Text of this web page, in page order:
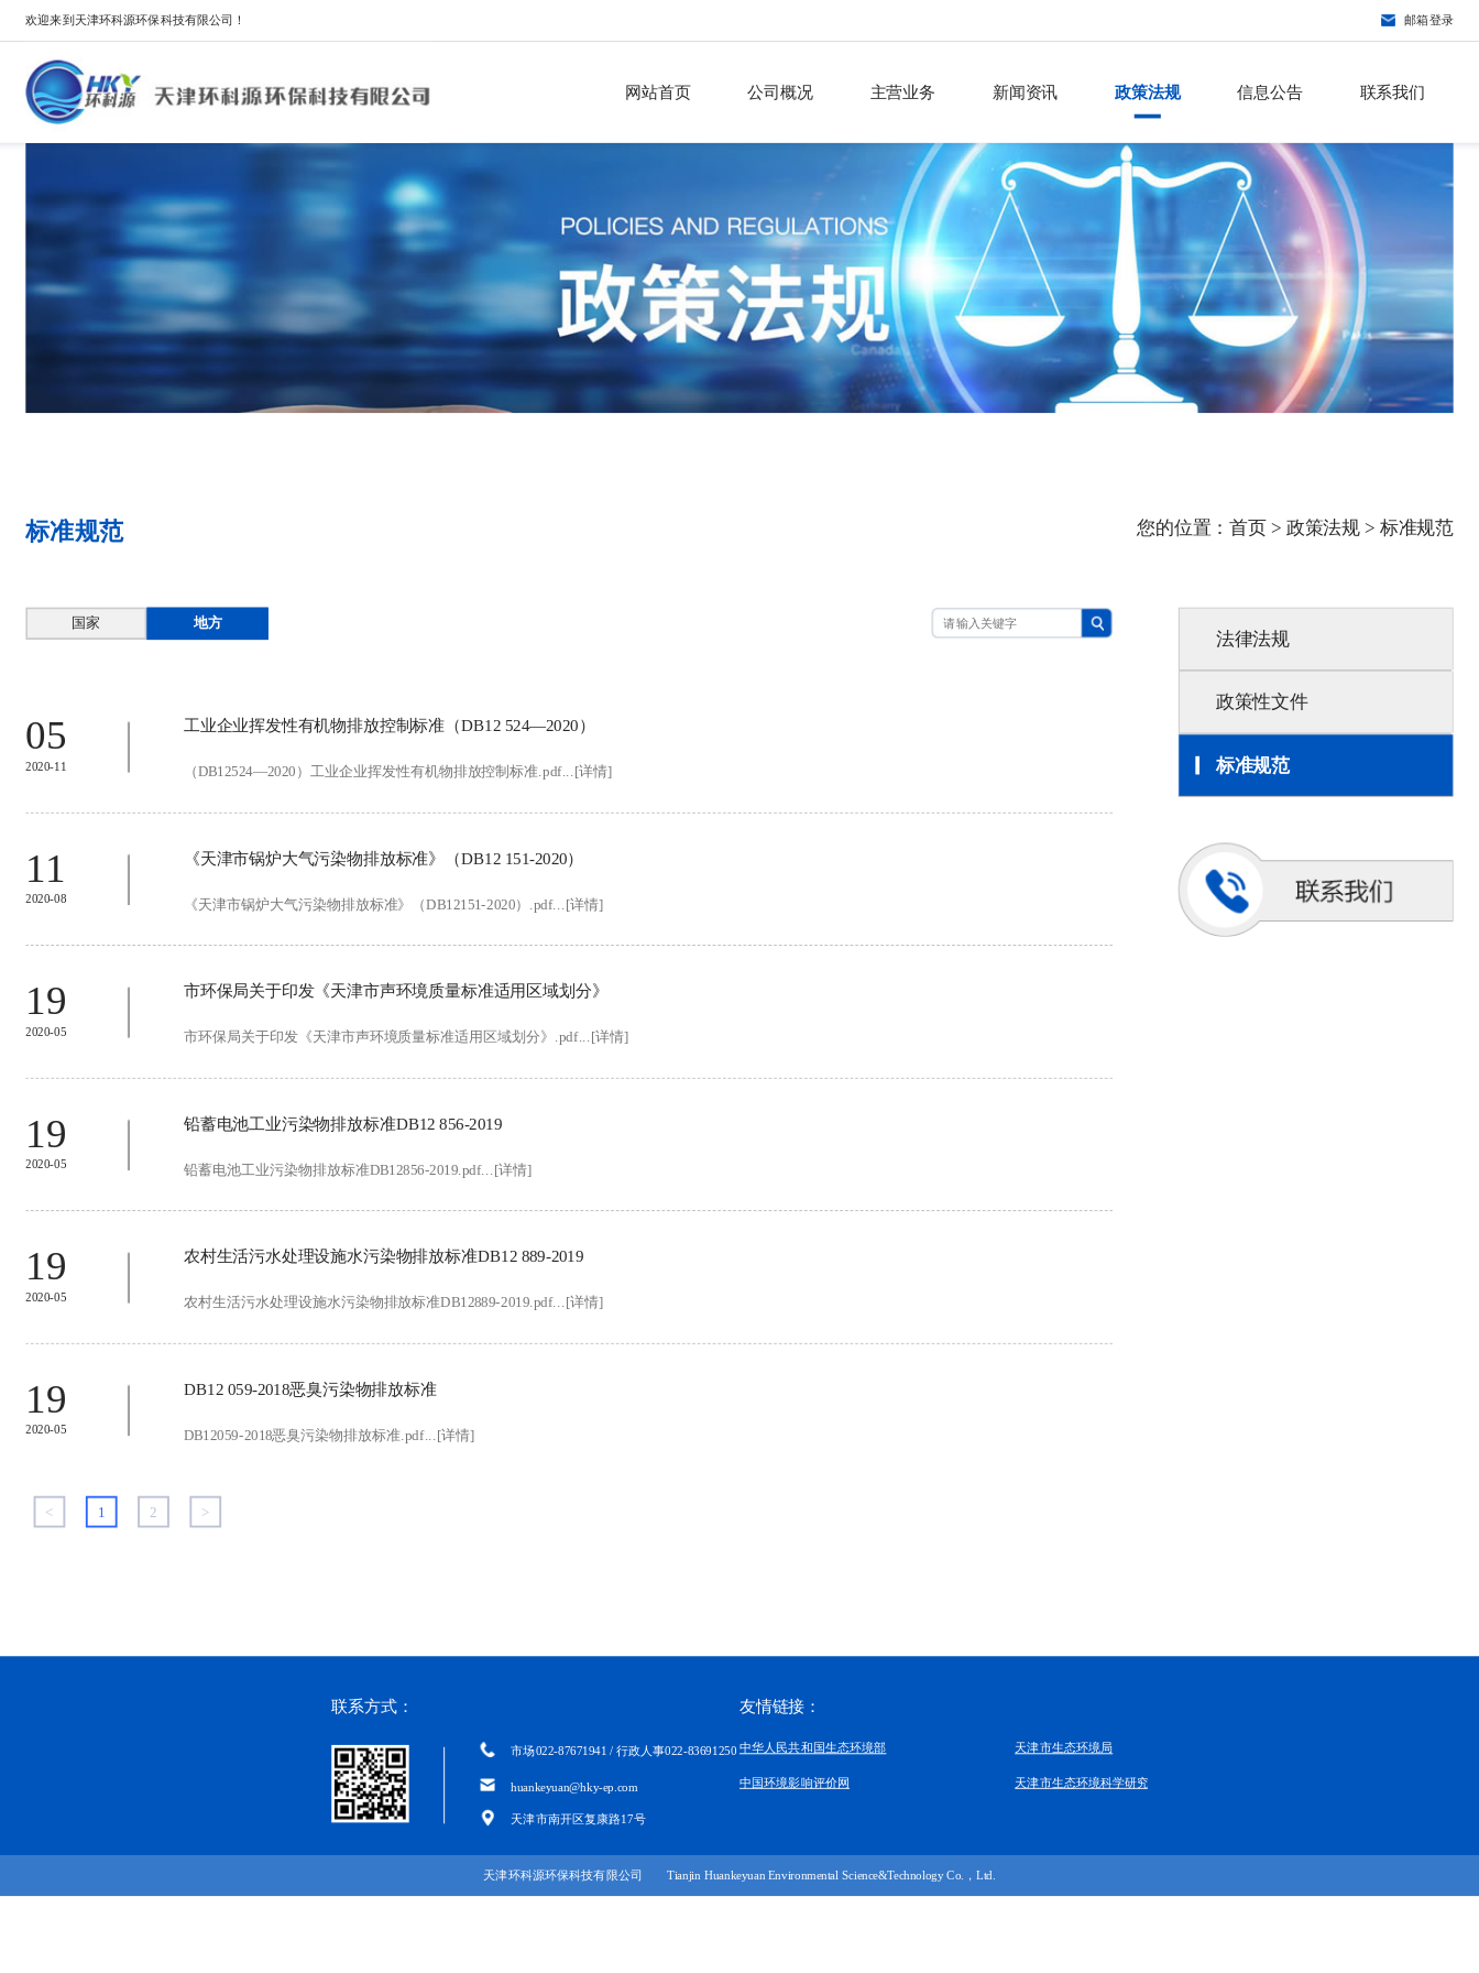
欢迎来到天津环科源环保科技有限公司！ 邮箱登录
网站首页 公司概况 主营业务 新闻资讯 政策法规 信息公告 联系我们
标准规范 您的位置： 首页> 政策法规>标准规范
国家 地方
05
2020-11
工业企业挥发性有机物排放控制标准（DB12 524—2020）
（DB12524—2020）工业企业挥发性有机物排放控制标准.pdf...[详情]
11
2020-08
《天津市锅炉大气污染物排放标准》（DB12 151-2020）
《天津市锅炉大气污染物排放标准》（DB12151-2020）.pdf...[详情]
19
2020-05
市环保局关于印发《天津市声环境质量标准适用区域划分》
市环保局关于印发《天津市声环境质量标准适用区域划分》.pdf...[详情]
19
2020-05
铅蓄电池工业污染物排放标准DB12 856-2019
铅蓄电池工业污染物排放标准DB12856-2019.pdf...[详情]
19
2020-05
农村生活污水处理设施水污染物排放标准DB12 889-2019
农村生活污水处理设施水污染物排放标准DB12889-2019.pdf...[详情]
19
2020-05
DB12 059-2018恶臭污染物排放标准
DB12059-2018恶臭污染物排放标准.pdf...[详情]
< 1 2 >
法律法规
政策性文件
标准规范
联系方式：
市场022-87671941 / 行政人事022-83691250
huankeyuan@hky-ep.com
天津市南开区复康路17号
友情链接：
中华人民共和国生态环境部 天津市生态环境局
中国环境影响评价网 天津市生态环境科学研究院
天津环科源环保科技有限公司 Tianjin Huankeyuan Environmental Science&Technology Co.，Ltd.